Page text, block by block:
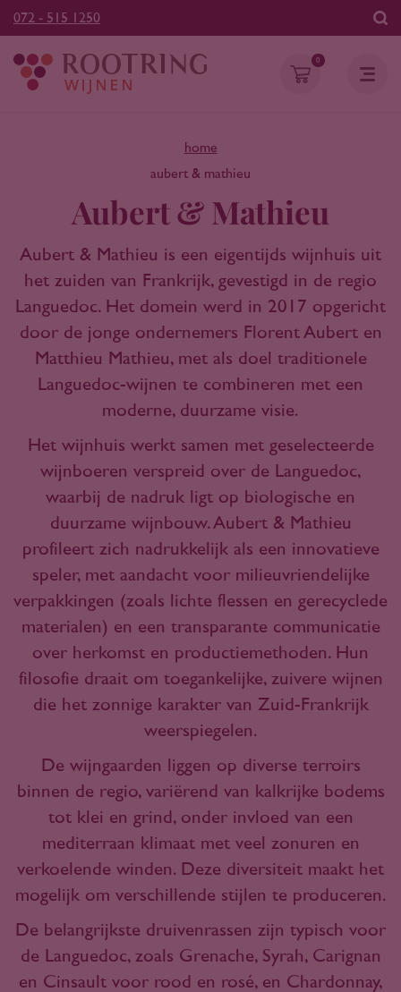
072 - 515 1250
0
home
aubert & mathieu
Aubert & Mathieu
Aubert & Mathieu is een eigentijds wijnhuis uit
het zuiden van Frankrijk, gevestigd in de regio
Languedoc. Het domein werd in 2017 opgericht
door de jonge ondernemers Florent Aubert en
Matthieu Mathieu, met als doel traditionele
Languedoc-wijnen te combineren met een
moderne, duurzame visie.
Het wijnhuis werkt samen met geselecteerde
wijnboeren verspreid over de Languedoc,
waarbij de nadruk ligt op biologische en
duurzame wijnbouw. Aubert & Mathieu
profileert zich nadrukkelijk als een innovatieve
speler, met aandacht voor milieuvriendelijke
verpakkingen (zoals lichte flessen en gerecyclede
materialen) en een transparante communicatie
over herkomst en productiemethoden. Hun
filosofie draait om toegankelijke, zuivere wijnen
die het zonnige karakter van Zuid-Frankrijk
weerspiegelen.
De wijngaarden liggen op diverse terroirs
binnen de regio, variërend van kalkrijke bodems
tot klei en grind, onder invloed van een
mediterraan klimaat met veel zonuren en
verkoelende winden. Deze diversiteit maakt het
mogelijk om verschillende stijlen te produceren.
De belangrijkste druivenrassen zijn typisch voor
de Languedoc, zoals Grenache, Syrah, Carignan
en Cinsault voor rood en rosé, en Chardonnay,